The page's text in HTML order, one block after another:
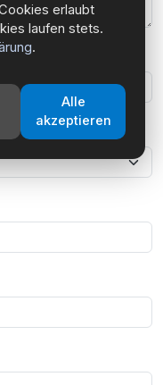
erlaubt
laufen stets.
.
Alle
akzeptieren